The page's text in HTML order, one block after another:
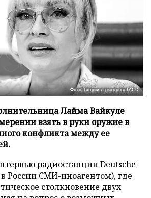
Фото: Гавриил Григоров/ТАСС
Лайма Вайкуле
взять в руки оружие в
конфликта между ее
радиостанцииDeutsche
России СМИ-иноагентом), где
столкновение двух